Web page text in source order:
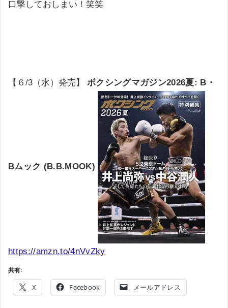
口撃しておしまい！笑笑
【６/3（水）発売】 ボクシングマガジン2026夏: B・
Bムック (B.B.MOOK)
https://amzn.to/4nVvZky
共有:
X Facebook メールアドレス